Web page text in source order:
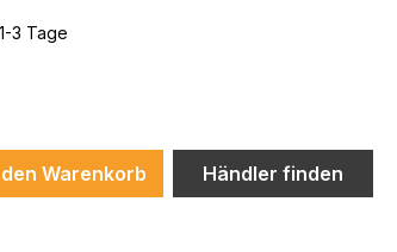
3 Tage
Warenkorb Händler finden